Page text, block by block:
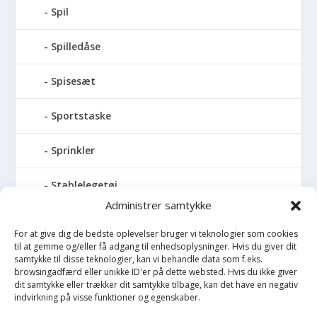
Administrer samtykke
For at give dig de bedste oplevelser bruger vi teknologier som cookies
til at gemme og/eller få adgang til enhedsoplysninger. Hvis du giver dit
samtykke til disse teknologier, kan vi behandle data som f.eks.
browsingadfærd eller unikke ID'er på dette websted. Hvis du ikke giver
dit samtykke eller trækker dit samtykke tilbage, kan det have en negativ
indvirkning på visse funktioner og egenskaber.
Spil
Spilledåse
Spisesæt
Sportstaske
Sprinkler
Stablelegetøj
Djeco Stablelegetøj
Done by Deer Stablelegetøj